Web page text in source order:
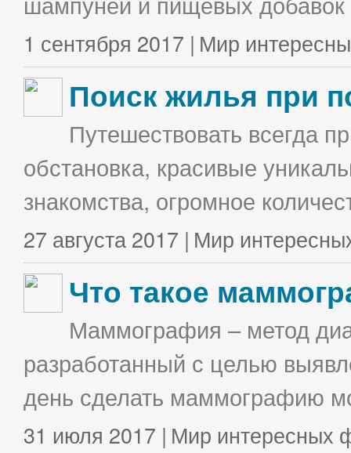
1 сентября 2017 | Мир
Поиск жилья при
Путешествовать всегда
обстановка, красивые
знакомства, огромное
27 августа 2017 | Мир
Что такое
Маммография – метод
разработанный с целью
день сделать маммографию
31 июля 2017 | Мир интересных